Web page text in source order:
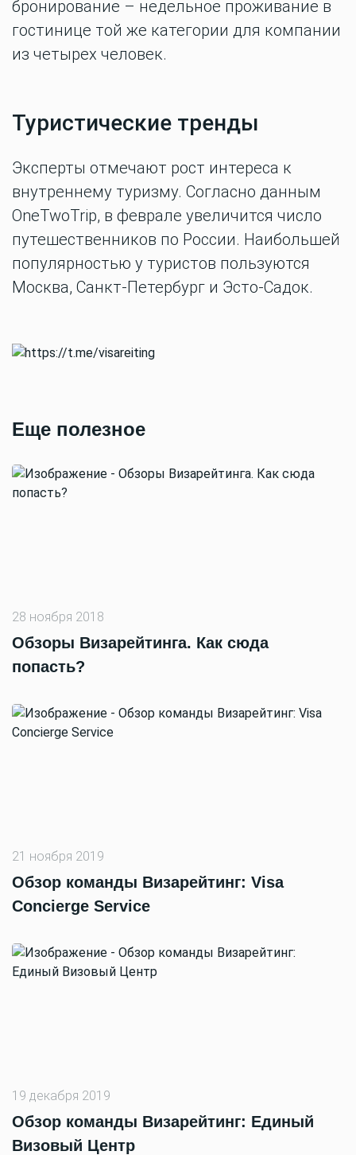
бронирование – недельное проживание в
гостинице той же категории для компании
из четырех человек.
Туристические тренды
Эксперты отмечают рост интереса к
внутреннему туризму. Согласно данным
OneTwoTrip, в феврале увеличится число
путешественников по России. Наибольшей
популярностью у туристов пользуются
Москва, Санкт-Петербург и Эсто-Садок.
Еще полезное
28 ноября 2018
Обзоры Визарейтинга. Как сюда
попасть?
21 ноября 2019
Обзор команды Визарейтинг: Visa
Concierge Service
19 декабря 2019
Обзор команды Визарейтинг: Единый
Визовый Центр